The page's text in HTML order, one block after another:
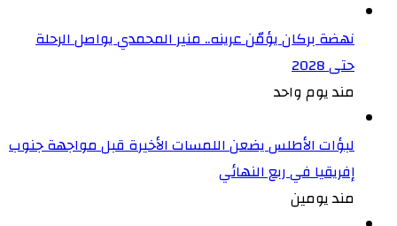
نهضة بركان يؤمّن عرينه.. منير المحمدي يواصل الرحلة
حتى 2028
مند يوم واحد
لبؤات الأطلس يضعن اللمسات الأخيرة قبل مواجهة جنوب
إفريقيا في ربع النهائي
مند يومين